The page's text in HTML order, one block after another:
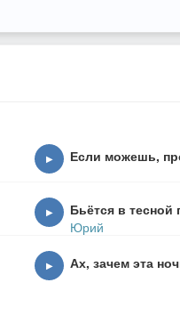
▶ Если можешь,
▶ Бьётся в тесной
Юрий
▶ Ах, зачем эта